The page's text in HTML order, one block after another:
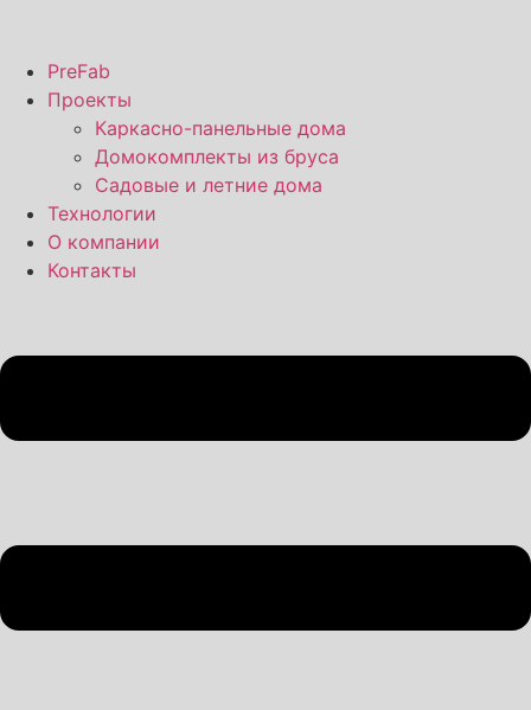
PreFab
Проекты
Каркасно-панельные дома
Домокомплекты из бруса
Садовые и летние дома
Технологии
О компании
Контакты